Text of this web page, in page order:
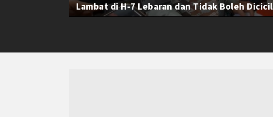
Lambat di H-7 Lebaran dan Tidak Boleh Dicicil